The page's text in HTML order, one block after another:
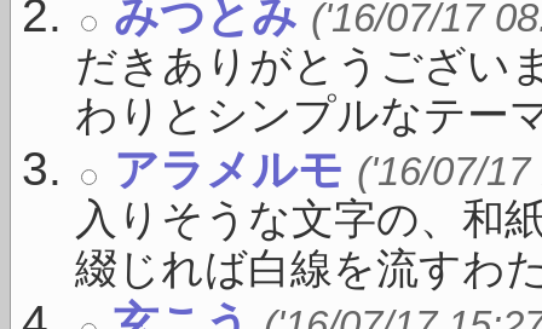
みつとみ ('16/07/17
だきありがとうござい
わりとシンプルなテー
アラメルモ ('16/07/
入りそうな文字の、和
綴じれば白線を流すわ